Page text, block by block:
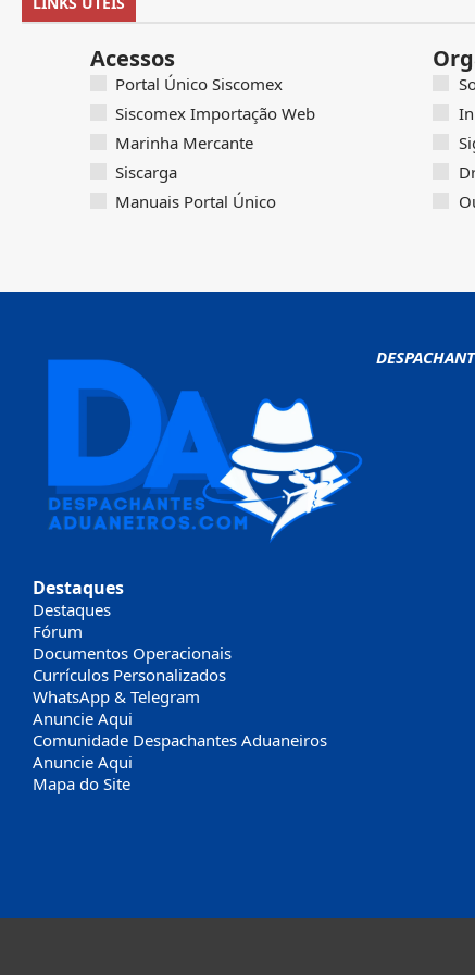
Acessos
Portal Único Siscomex
Siscomex Importação Web
Marinha Mercante
Siscarga
Manuais Portal Único
Destaques
Destaques
Fórum
Documentos Operacionais
Currículos Personalizados
WhatsApp & Telegram
Anuncie Aqui
Comunidade Despachantes Aduaneiros
Anuncie Aqui
Mapa do Site